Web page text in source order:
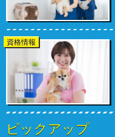
資格情報
ピックアップ